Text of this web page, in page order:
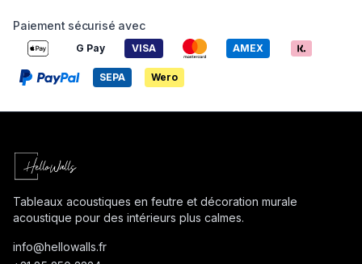
Paiement sécurisé avec
G Pay VISA AMEX
SEPA Wero
Tableaux acoustiques en feutre et décoration murale
acoustique pour des intérieurs plus calmes.
info@hellowalls.fr